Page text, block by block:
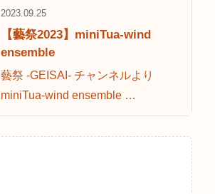
2023.09.25
【藝祭2023】miniTua-wind
ensemble
藝祭 -GEISAI- チャンネルより
miniTua-wind ensemble …